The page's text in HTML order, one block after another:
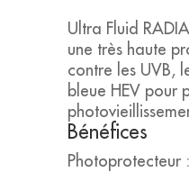
Ultra Fluid
une très haute
contre les UVB,
bleue HEV pour
Bénéfices
Photoprotecteur